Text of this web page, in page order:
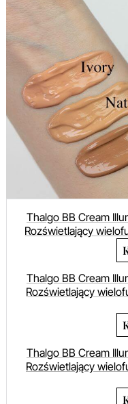
Thalgo BB Cream
Rozświetlający
Thalgo BB Cream
Rozświetlający
Thalgo BB Cream
Rozświetlający